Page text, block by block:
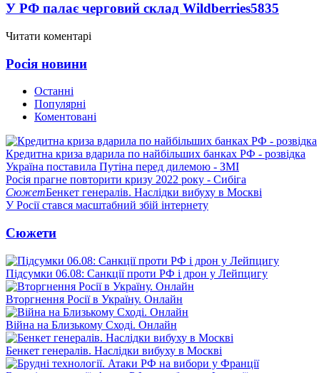
У РФ палає черговий склад Wildberries5835
Читати коментарі
Росія новини
Останні
Популярні
Коментовані
Кредитна криза вдарила по найбільших банках РФ - розвідка
Україна поставила Путіна перед дилемою - ЗМІ
Росія прагне повторити кризу 2022 року - Сибіга
СюжетБенкет генералів. Наслідки вибуху в Москві
У Росії стався масштабний збій інтернету
Сюжети
Підсумки 06.08: Санкції проти РФ і дрон у Лейпцигу
Вторгнення Росії в Україну. Онлайн
Війна на Близькому Сході. Онлайн
Бенкет генералів. Наслідки вибуху в Москві